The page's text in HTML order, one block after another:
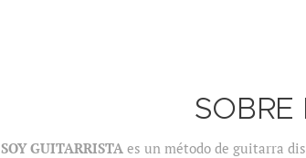
SOY GUITARRISTAes un método de guitarra